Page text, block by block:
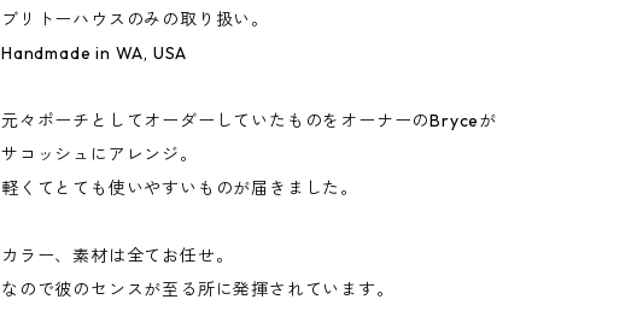
ブリトーハウスのみの取り扱い。
Handmade in WA, USA
元々ポーチとしてオーダーしていたものをオーナーのBryceが
サコッシュにアレンジ。
軽くてとても使いやすいものが届きました。
カラー、素材は全てお任せ。
なので彼のセンスが至る所に発揮されています。